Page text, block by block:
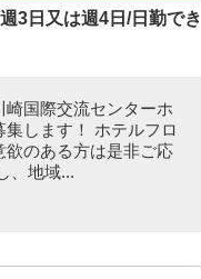
3日又は週4日/日勤でき
国際交流センターホ
します！ ホテルフロ
欲のある方は是非ご応
、地域...